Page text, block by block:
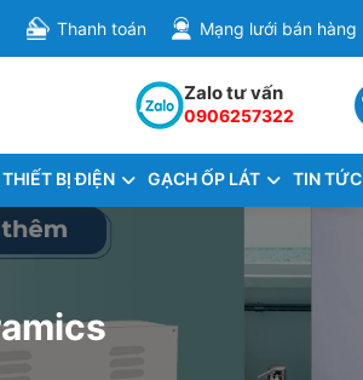
Thanh toán Mạng lưới bán hàng
Zalo tư vấn
0906257322
THIẾT BỊ ĐIỆN GẠCH ỐP LÁT TIN TỨC